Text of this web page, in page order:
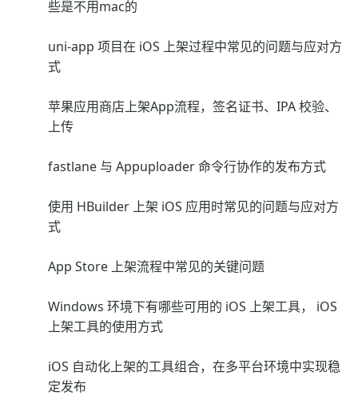
些是不用mac的
uni-app 项目在 iOS 上架过程中常见的问题与应对方
式
苹果应用商店上架App流程，签名证书、IPA 校验、
上传
fastlane 与 Appuploader 命令行协作的发布方式
使用 HBuilder 上架 iOS 应用时常见的问题与应对方
式
App Store 上架流程中常见的关键问题
Windows 环境下有哪些可用的 iOS 上架工具， iOS
上架工具的使用方式
iOS 自动化上架的工具组合，在多平台环境中实现稳
定发布